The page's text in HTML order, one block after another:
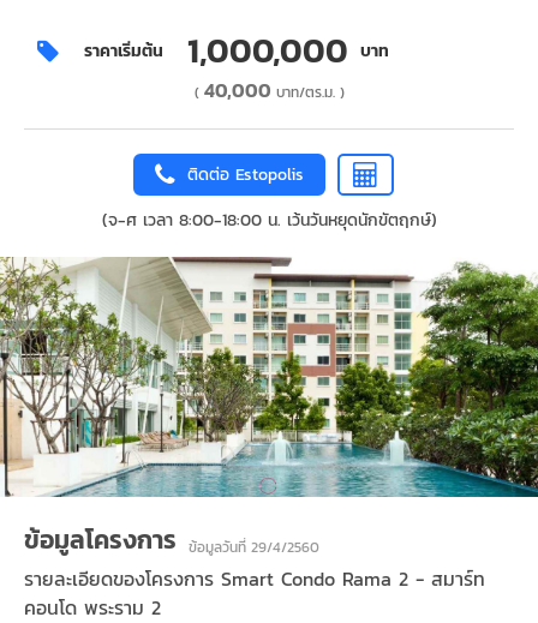
ราคาเริ่มต้น 1,000,000 บาท
( 40,000 บาท/ตร.ม. )
ติดต่อ Estopolis
(จ-ศ เวลา 8:00-18:00 น. เว้นวันหยุดนักขัตฤกษ์)
ข้อมูลโครงการ ข้อมูลวันที่ 29/4/2560
รายละเอียดของโครงการ Smart Condo Rama 2 - สมาร์ท
คอนโด พระราม 2